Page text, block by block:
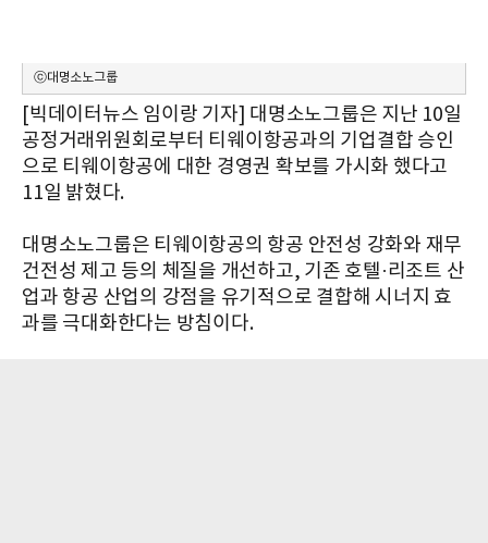
ⓒ대명소노그룹
[빅데이터뉴스 임이랑 기자] 대명소노그룹은 지난 10일
공정거래위원회로부터 티웨이항공과의 기업결합 승인
으로 티웨이항공에 대한 경영권 확보를 가시화 했다고
11일 밝혔다.
대명소노그룹은 티웨이항공의 항공 안전성 강화와 재무
건전성 제고 등의 체질을 개선하고, 기존 호텔·리조트 산
업과 항공 산업의 강점을 유기적으로 결합해 시너지 효
과를 극대화한다는 방침이다.